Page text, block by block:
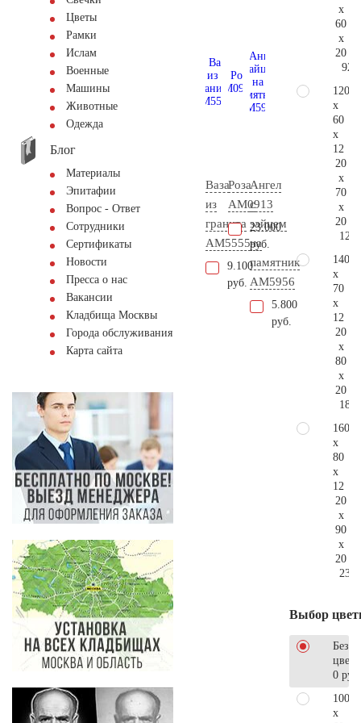
Цветы
Рамки
Ислам
Военные
Машины
Животные
Одежда
Блог
Материалы
Эпитафии
Вопрос - Ответ
Сотрудники
Сертификаты
Новости
Пресса о нас
Вакансии
Кладбища Москвы
Города обслуживания
Карта сайта
Ваза
из
гранита
AM5555
9.100
руб.
Роза
AM0913
23.000
руб.
Ангел
с
зайцем
на
памятник
AM5956
5.800
руб.
x
60
x
20
120
x
60
x
12
20
x
70
x
20
140
x
70
x
12
20
x
80
x
20
160
x
80
x
12
20
x
90
x
20
Выбор
Без
0 руб.
100
x